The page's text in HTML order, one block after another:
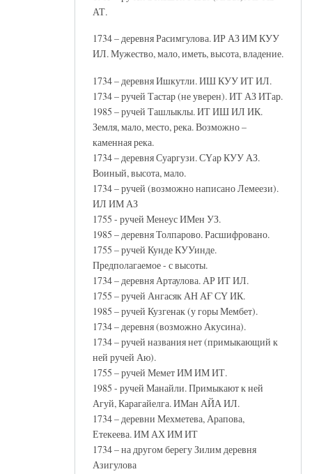
АТ.
1734 – деревня Расимгулова. ИР АЗ ИМ КУУ
ИЛ. Мужество, мало, иметь, высота, владение.
1734 – деревня Ишкутли. ИШ КУУ ИТ ИЛ.
1734 – ручей Тастар (не уверен). ИТ АЗ ИТар.
1985 – ручей Ташлыклы. ИТ ИШ ИЛ ИК.
Земля, мало, место, река. Возможно –
каменная река.
1734 – деревня Суаргузи. СҮар КУУ АЗ.
Воиный, высота, мало.
1734 – ручей (возможно написано Лемеези).
ИЛ ИМ АЗ
1755 - ручей Менеус ИМен УЗ.
1985 – деревня Толпарово. Расшифровано.
1755 – ручей Кунде КУУинде.
Предполагаемое - с высоты.
1734 – деревня Артаулова. АР ИТ ИЛ.
1755 – ручей Ангасяк АН АҒ СҮ ИК.
1985 – ручей Кузгенак (у горы Мембет).
1734 – деревня (возможно Акусина).
1734 – ручей названия нет (примыкающий к
ней ручей Аю).
1755 – ручей Мемет ИМ ИМ ИТ.
1985 - ручей Манайли. Примыкают к ней
Агуй, Карагайелга. ИМан АЙА ИЛ.
1734 – деревни Мехметева, Арапова,
Етекеева. ИМ АХ ИМ ИТ
1734 – на другом берегу Зилим деревня
Азигулова